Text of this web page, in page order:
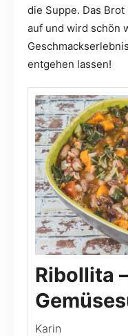
die Suppe. Das
auf und wird schön
entgehen lassen!
Ribollita
Karin